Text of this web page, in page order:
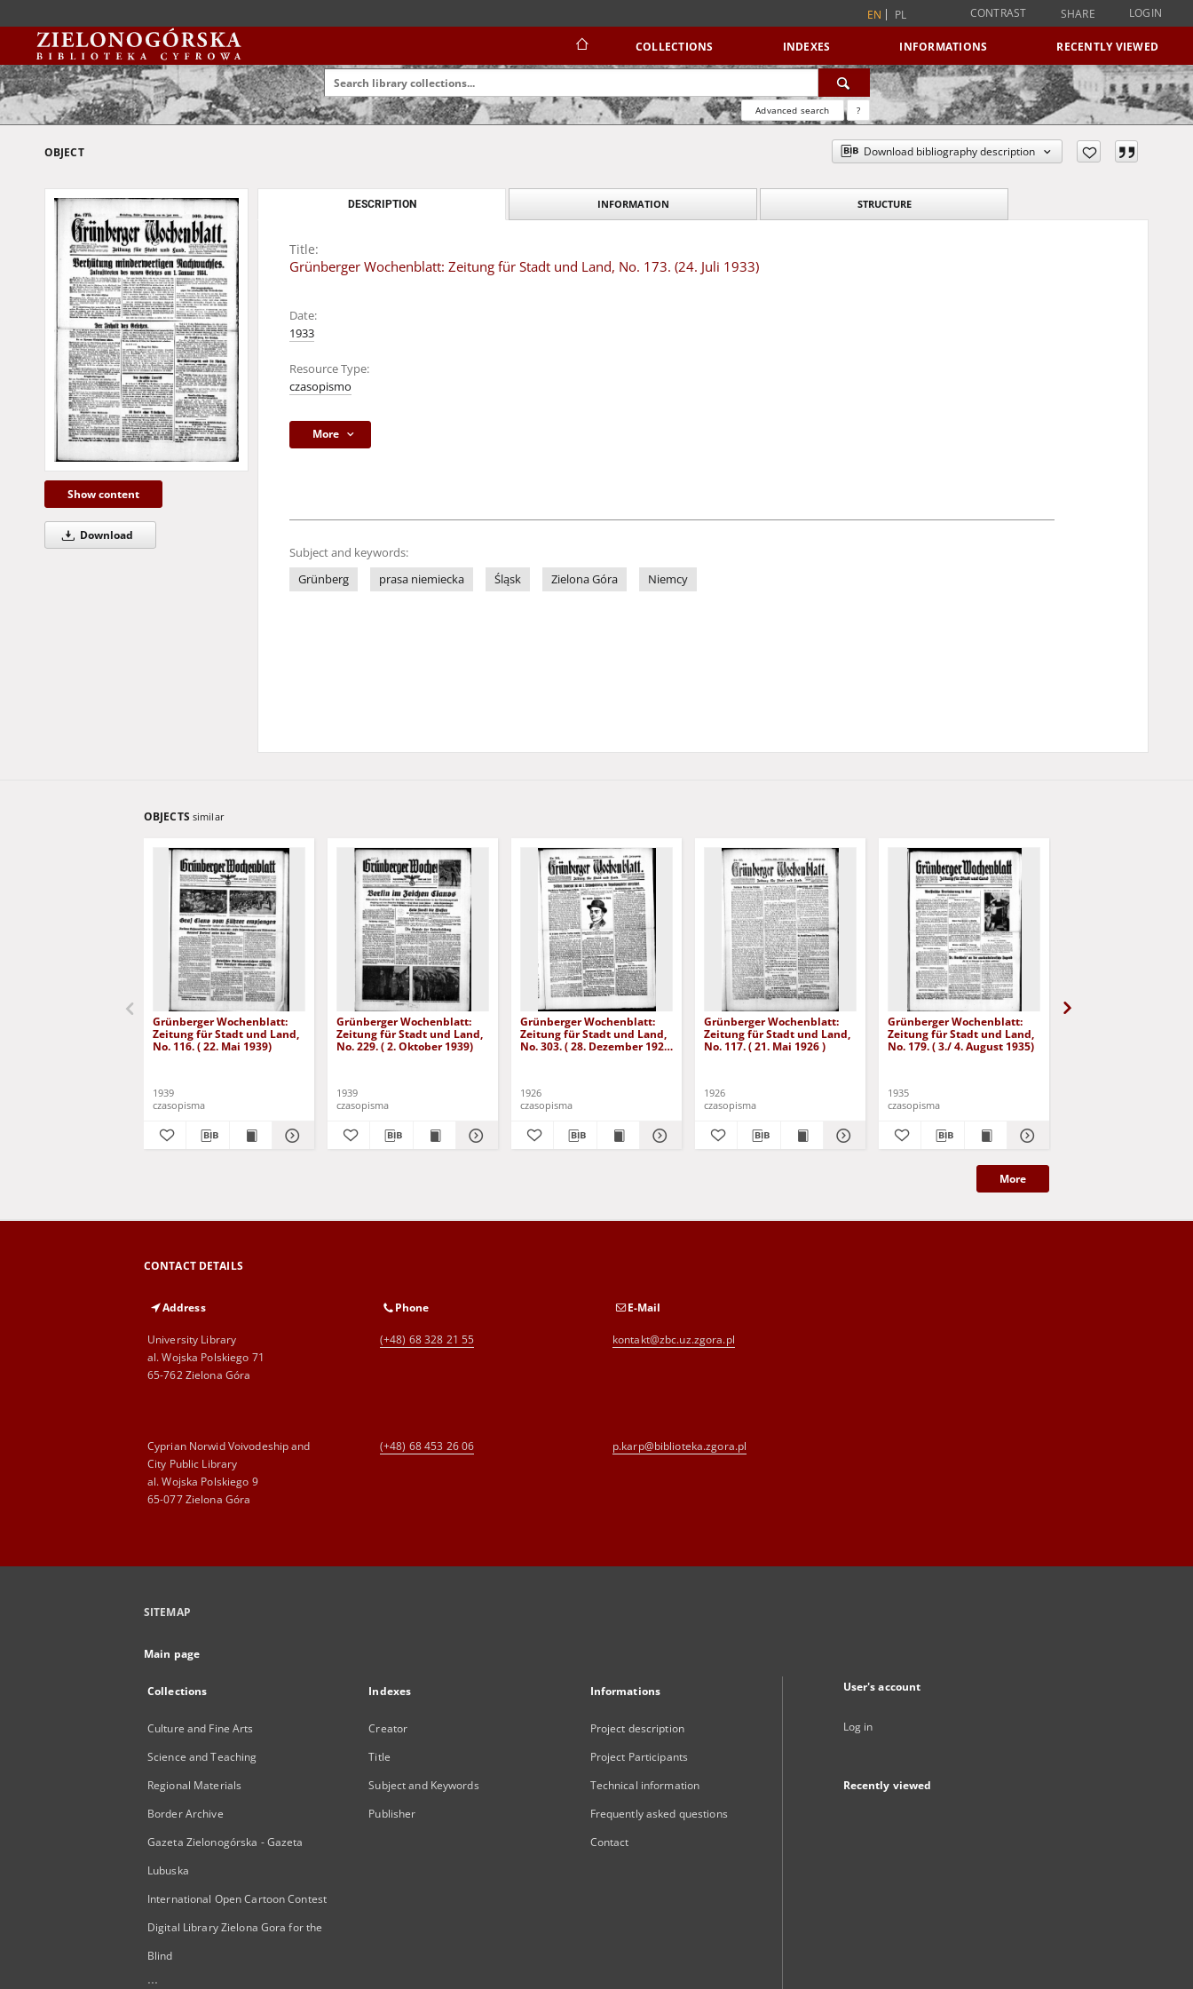
EN PL CONTRAST SHARE LOGIN
COLLECTIONS INDEXES INFORMATIONS RECENTLY VIEWED
Advanced search ?
OBJECT Download bibliography description
Show content
Download
DESCRIPTION INFORMATION STRUCTURE
Title:
Grünberger Wochenblatt: Zeitung für Stadt und Land, No. 173. (24. Juli 1933)
Date:
1933
Resource Type:
czasopismo
More
Subject and keywords:
Grünberg
prasa niemiecka Śląsk Zielona Góra Niemcy
OBJECTS similar
Grünberger Wochenblatt:
Zeitung für Stadt und Land,
No. 116. ( 22. Mai 1939)
1939
czasopisma
Grünberger Wochenblatt:
Zeitung für Stadt und Land,
No. 229. ( 2. Oktober 1939)
1939
czasopisma
Grünberger Wochenblatt:
Zeitung für Stadt und Land,
No. 303. ( 28. Dezember 1926
1926
czasopisma
Grünberger Wochenblatt:
Zeitung für Stadt und Land,
No. 117. ( 21. Mai 1926 )
1926
czasopisma
Grünberger Wochenblatt:
Zeitung für Stadt und Land,
No. 179. ( 3./ 4. August 1935)
1935
czasopisma
More
CONTACT DETAILS
Address
University Library
al. Wojska Polskiego 71
65-762 Zielona Góra
Phone
(+48) 68 328 21 55
E-Mail
kontakt@zbc.uz.zgora.pl
Cyprian Norwid Voivodeship and
City Public Library
al. Wojska Polskiego 9
65-077 Zielona Góra
(+48) 68 453 26 06 p.karp@biblioteka.zgora.pl
SITEMAP
Main page
Collections
Culture and Fine Arts
Science and Teaching
Regional Materials
Border Archive
Gazeta Zielonogórska - Gazeta
Lubuska
International Open Cartoon Contest
Digital Library Zielona Gora for the
Blind
...
Indexes
Creator
Title
Subject and Keywords
Publisher
Informations
Project description
Project Participants
Technical information
Frequently asked questions
Contact
User's account
Log in
Recently viewed